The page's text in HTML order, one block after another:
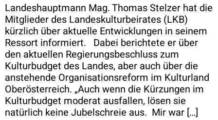
Landeshauptmann Mag. Thomas Stelzer hat die
Mitglieder des Landeskulturbeirates (LKB)
kürzlich über aktuelle Entwicklungen in seinem
Ressort informiert. Dabei berichtete er über
den aktuellen Regierungsbeschluss zum
Kulturbudget des Landes, aber auch über die
anstehende Organisationsreform im Kulturland
Oberösterreich. „Auch wenn die Kürzungen im
Kulturbudget moderat ausfallen, lösen sie
natürlich keine Jubelschreie aus. Mir war […]